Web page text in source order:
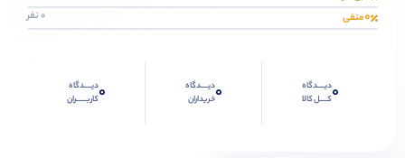
0منفی 0 نفر
0دیــــدگاه
کــــل کالا
0دیــــدگاه
خریداران
0دیــــدگاه
کاربـــــران